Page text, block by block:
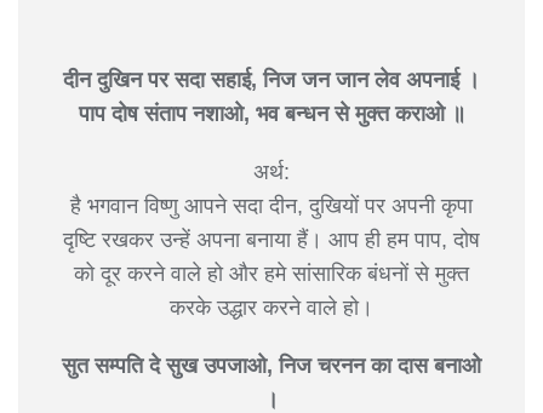
दीन दुखिन पर सदा सहाई, निज जन जान लेव अपनाई ।
पाप दोष संताप नशाओ, भव बन्धन से मुक्त कराओ ॥
अर्थ:
है भगवान विष्णु आपने सदा दीन, दुखियों पर अपनी कृपा
दृष्टि रखकर उन्हें अपना बनाया हैं। आप ही हम पाप, दोष
को दूर करने वाले हो और हमे सांसारिक बंधनों से मुक्त
करके उद्धार करने वाले हो।
सुत सम्पति दे सुख उपजाओ, निज चरनन का दास बनाओ
।